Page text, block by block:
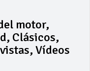
motor,
Clásicos,
Vídeos